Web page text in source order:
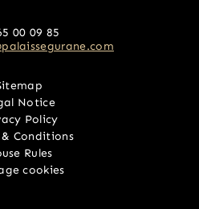
00 09 85
Notice
Policy
& Conditions
Rules
cookies